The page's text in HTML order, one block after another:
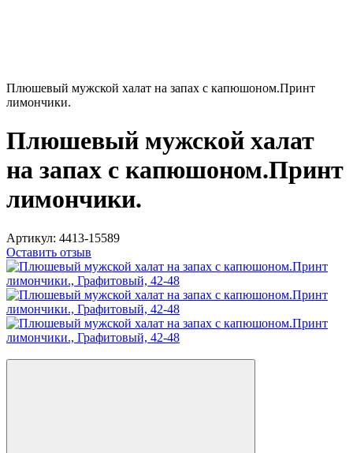
Плюшевый мужской халат на запах с капюшоном.Принт
лимончики.
Плюшевый мужской халат
на запах с капюшоном.Принт
лимончики.
Артикул: 4413-15589
Оставить отзыв